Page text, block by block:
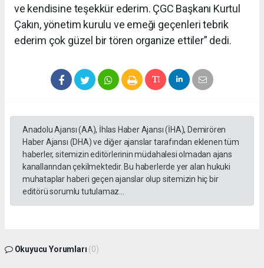
ve kendisine teşekkür ederim. ÇGC Başkanı Kurtul
Çakın, yönetim kurulu ve emeği geçenleri tebrik
ederim çok güzel bir tören organize ettiler” dedi.
Anadolu Ajansı (AA), İhlas Haber Ajansı (İHA), Demirören
Haber Ajansı (DHA) ve diğer ajanslar tarafından eklenen tüm
haberler, sitemizin editörlerinin müdahalesi olmadan ajans
kanallarından çekilmektedir. Bu haberlerde yer alan hukuki
muhataplar haberi geçen ajanslar olup sitemizin hiç bir
editörü sorumlu tutulamaz...
Okuyucu Yorumları (0)